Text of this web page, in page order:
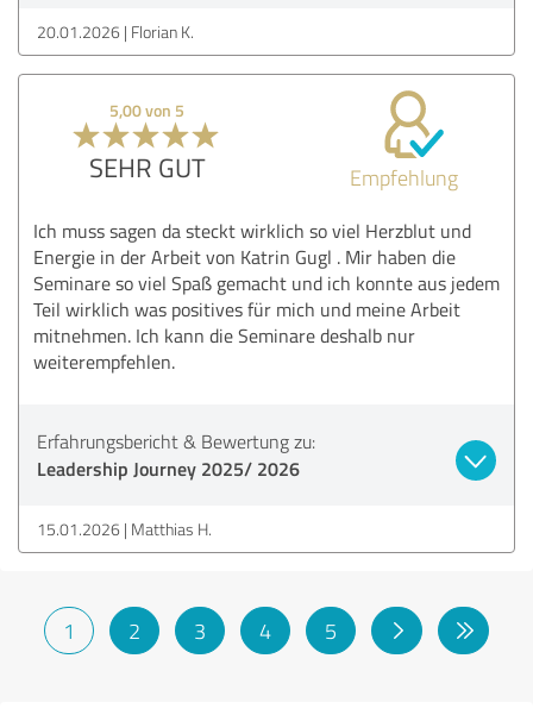
20.01.2026 Florian K.
5,00 von 5
SEHR GUT Empfehlung
Ich muss sagen da steckt wirklich so viel Herzblut und
Energie in der Arbeit von Katrin Gugl . Mir haben die
Seminare so viel Spaß gemacht und ich konnte aus jedem
Teil wirklich was positives für mich und meine Arbeit
mitnehmen. Ich kann die Seminare deshalb nur
weiterempfehlen.
Erfahrungsbericht & Bewertung zu:
Leadership Journey 2025/ 2026
15.01.2026 Matthias H.
1 2 3 4 5